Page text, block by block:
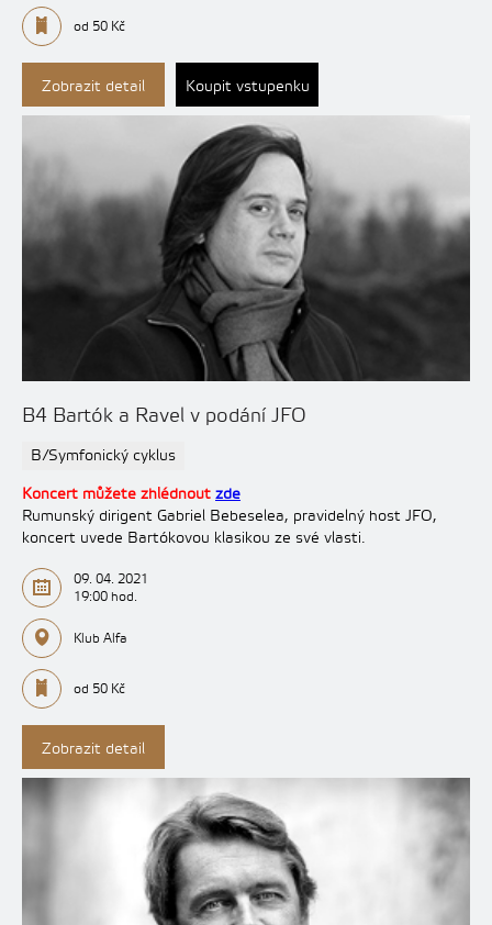
od 50 Kč
Zobrazit detail Koupit vstupenku
B4 Bartók a Ravel v podání JFO
B/Symfonický cyklus
Koncert můžete zhlédnout zde
Rumunský dirigent Gabriel Bebeselea, pravidelný host JFO,
koncert uvede Bartókovou klasikou ze své vlasti.
09. 04. 2021
19:00 hod.
Klub Alfa
od 50 Kč
Zobrazit detail